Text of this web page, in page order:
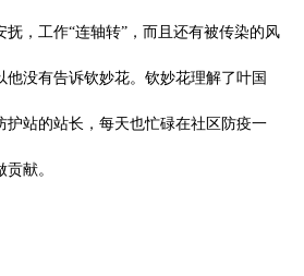
抚，工作“连轴转”，而且还有被传染的风
他没有告诉钦妙花。钦妙花理解了叶国
护站的站长，每天也忙碌在社区防疫一
献。